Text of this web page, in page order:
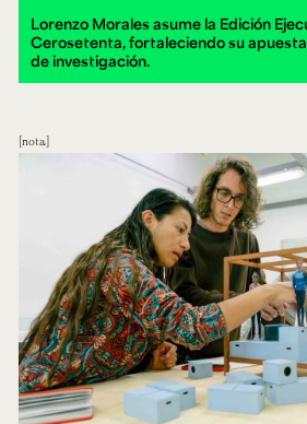
Lorenzo Morales asume la Edición
Cerosetenta, fortaleciendo su
de investigación.
nota